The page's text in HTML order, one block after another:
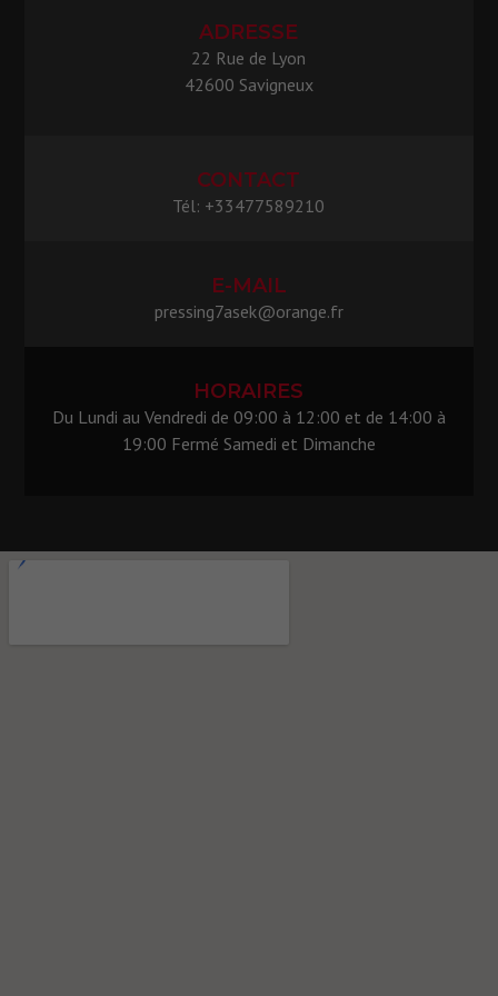
ADRESSE
22 Rue de Lyon
42600 Savigneux
CONTACT
Tél: +33477589210
E-MAIL
pressing7asek@orange.fr
HORAIRES
Du Lundi au Vendredi de 09:00 à 12:00 et de 14:00 à
19:00 Fermé Samedi et Dimanche